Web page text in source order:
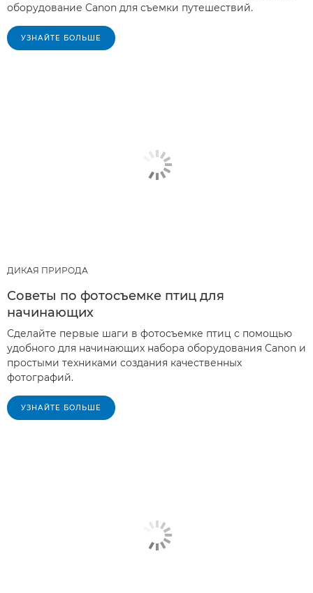
оборудование Canon для съемки путешествий.
УЗНАЙТЕ БОЛЬШЕ
ДИКАЯ ПРИРОДА
Советы по фотосъемке птиц для
начинающих
Сделайте первые шаги в фотосъемке птиц с помощью
удобного для начинающих набора оборудования Canon и
простыми техниками создания качественных
фотографий.
УЗНАЙТЕ БОЛЬШЕ